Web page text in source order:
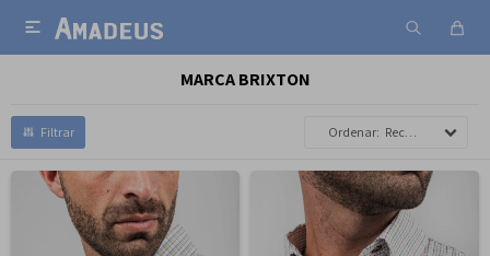

MARCA BRIXTON
Recomendados